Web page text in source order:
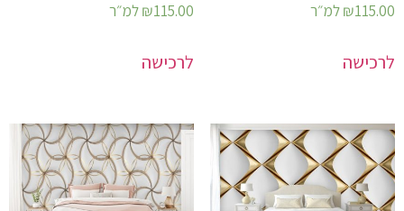
₪115.00 למ״ר
לרכישה
₪115.00 למ״ר
לרכישה